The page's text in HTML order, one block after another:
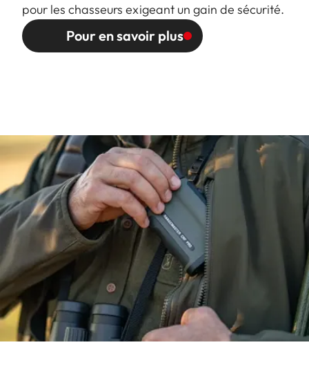
pour les chasseurs exigeant un gain de sécurité.
Pour en savoir plus